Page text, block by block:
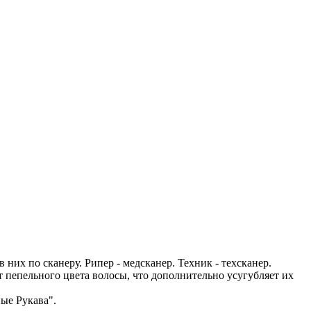
по сканеру. Рипер - медсканер. Техник - техсканер.
цвета волосы, что дополнительно усугубляет их
Рукава".